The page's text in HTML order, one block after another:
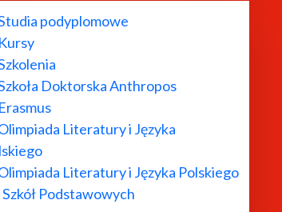
podyplomowe
Kursy
Doktorska Anthropos
Erasmus
Literatury i Języka
Literatury i Języka Polskiego
Szkół Podstawowych
i użytkowe oraz literaturę
socjologii literatury oraz
konferencje naukowe i zebrania